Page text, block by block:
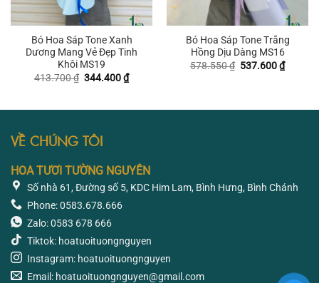
Bó Hoa Sáp Tone Xanh
Dương Mang Vẻ Đẹp Tinh
Khôi MS19
413.700₫ Giá
344.400₫Giá
hiện
Bó Hoa Sáp Tone Trắng
Hồng Dịu Dàng MS16
578.550₫ Giá
537.600₫Giá
hiện
VỀ CHÚNG TÔI
HOA TƯƠI TƯỜNG NGUYÊN
Số nhà 61, Đường số 5, KDC Him Lam, Bình Hưng, Bình Chánh
Phone: 0583.678.666
Zalo: 0583 678 666
Tiktok: hoatuoituongnguyen
Instagram: hoatuoituongnguyen
Email: hoatuoituongnguyen@gmail.com